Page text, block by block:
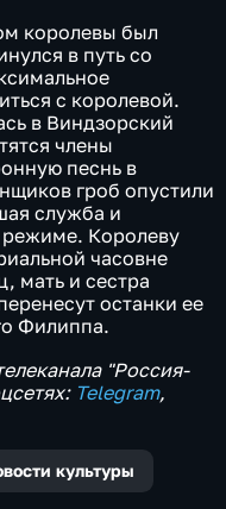
королевы был
в путь со
с королевой.
в Виндзорский
члены
песнь в
гроб опустили
служба и
Королеву
часовне
мать и сестра
останки ее
Филиппа.
"Россия-
Telegram,
культуры